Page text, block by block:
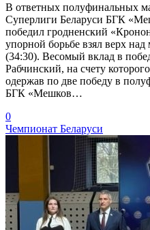
В ответных полуфинальных
Суперлиги Беларуси БГК
победил гродненский
упорной борьбе взял верх
(34:30). Весомый вклад в
Рабчинский, на счету
одержав по две победу в
БГК «Мешков…
0
Чемпионат Беларуси